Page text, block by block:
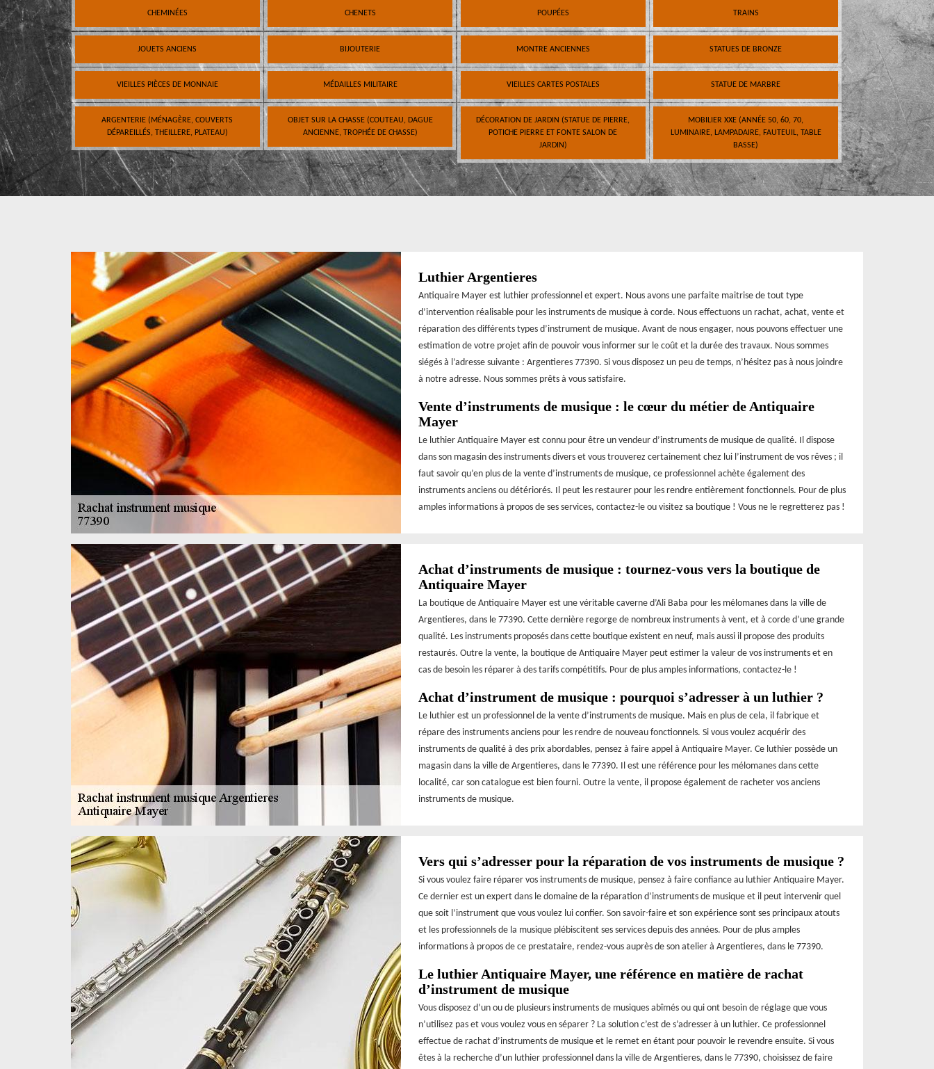
CHEMINÉES CHENETS POUPÉES TRAINS
JOUETS ANCIENS BIJOUTERIE MONTRE ANCIENNES STATUES DE BRONZE
VIEILLES PIÈCES DE MONNAIE MÉDAILLES MILITAIRE VIEILLES CARTES POSTALES STATUE DE MARBRE
ARGENTERIE (MÉNAGÈRE, COUVERTS
DÉPAREILLÉS, THEILLERE, PLATEAU)
OBJET SUR LA CHASSE (COUTEAU, DAGUE
ANCIENNE, TROPHÉE DE CHASSE)
DÉCORATION DE JARDIN (STATUE DE PIERRE,
POTICHE PIERRE ET FONTE SALON DE
JARDIN)
MOBILIER XXE (ANNÉE 50, 60, 70,
LUMINAIRE, LAMPADAIRE, FAUTEUIL, TABLE
BASSE)
Luthier Argentieres
Antiquaire Mayer est luthier professionnel et expert. Nous avons une parfaite maitrise de tout type
d’intervention réalisable pour les instruments de musique à corde. Nous effectuons un rachat, achat, vente et
réparation des différents types d’instrument de musique. Avant de nous engager, nous pouvons effectuer une
estimation de votre projet afin de pouvoir vous informer sur le coût et la durée des travaux. Nous sommes
siégés à l’adresse suivante : Argentieres 77390. Si vous disposez un peu de temps, n’hésitez pas à nous joindre
à notre adresse. Nous sommes prêts à vous satisfaire.
Vente d’instruments de musique : le cœur du métier de Antiquaire
Mayer
Le luthier Antiquaire Mayer est connu pour être un vendeur d’instruments de musique de qualité. Il dispose
dans son magasin des instruments divers et vous trouverez certainement chez lui l’instrument de vos rêves ; il
faut savoir qu’en plus de la vente d’instruments de musique, ce professionnel achète également des
instruments anciens ou détériorés. Il peut les restaurer pour les rendre entièrement fonctionnels. Pour de plus
amples informations à propos de ses services, contactez-le ou visitez sa boutique ! Vous ne le regretterez pas !
Achat d’instruments de musique : tournez-vous vers la boutique de
Antiquaire Mayer
La boutique de Antiquaire Mayer est une véritable caverne d’Ali Baba pour les mélomanes dans la ville de
Argentieres, dans le 77390. Cette dernière regorge de nombreux instruments à vent, et à corde d’une grande
qualité. Les instruments proposés dans cette boutique existent en neuf, mais aussi il propose des produits
restaurés. Outre la vente, la boutique de Antiquaire Mayer peut estimer la valeur de vos instruments et en
cas de besoin les réparer à des tarifs compétitifs. Pour de plus amples informations, contactez-le !
Achat d’instrument de musique : pourquoi s’adresser à un luthier ?
Le luthier est un professionnel de la vente d’instruments de musique. Mais en plus de cela, il fabrique et
répare des instruments anciens pour les rendre de nouveau fonctionnels. Si vous voulez acquérir des
instruments de qualité à des prix abordables, pensez à faire appel à Antiquaire Mayer. Ce luthier possède un
magasin dans la ville de Argentieres, dans le 77390. Il est une référence pour les mélomanes dans cette
localité, car son catalogue est bien fourni. Outre la vente, il propose également de racheter vos anciens
instruments de musique.
Vers qui s’adresser pour la réparation de vos instruments de musique ?
Si vous voulez faire réparer vos instruments de musique, pensez à faire confiance au luthier Antiquaire Mayer.
Ce dernier est un expert dans le domaine de la réparation d’instruments de musique et il peut intervenir quel
que soit l’instrument que vous voulez lui confier. Son savoir-faire et son expérience sont ses principaux atouts
et les professionnels de la musique plébiscitent ses services depuis des années. Pour de plus amples
informations à propos de ce prestataire, rendez-vous auprès de son atelier à Argentieres, dans le 77390.
Le luthier Antiquaire Mayer, une référence en matière de rachat
d’instrument de musique
Vous disposez d’un ou de plusieurs instruments de musiques abîmés ou qui ont besoin de réglage que vous
n’utilisez pas et vous voulez vous en séparer ? La solution c’est de s’adresser à un luthier. Ce professionnel
effectue de rachat d’instruments de musique et le remet en étant pour pouvoir le revendre ensuite. Si vous
êtes à la recherche d’un luthier professionnel dans la ville de Argentieres, dans le 77390, choisissez de faire